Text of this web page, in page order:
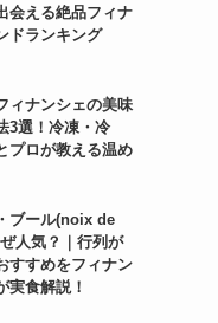
会える絶品フィナ
ドランキング
ィナンシェの美味
3選！冷凍・冷
プロが教える温め
ブール(noix de
人気？｜行列が
すすめをフィナン
実食解説！